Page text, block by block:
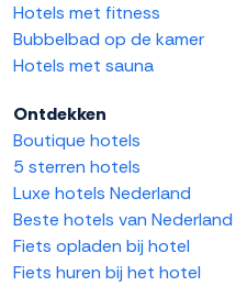
Hotels met fitness
Bubbelbad op de kamer
Hotels met sauna
Ontdekken
Boutique hotels
5 sterren hotels
Luxe hotels Nederland
Beste hotels van Nederland
Fiets opladen bij hotel
Fiets huren bij het hotel